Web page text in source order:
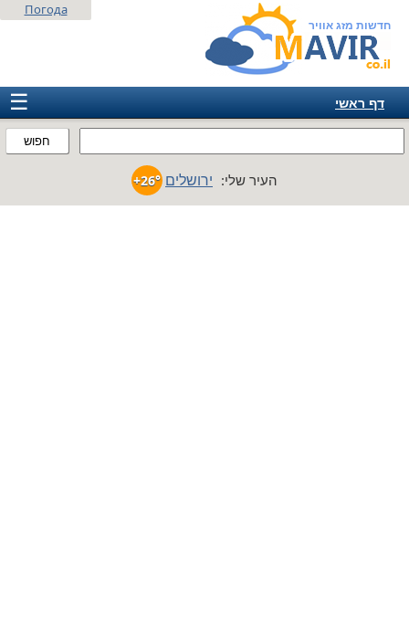
חדשות מזג אוויר
חפוש
Погода
☰
דף ראשי
אמריקה
העיר שלי: ירושלים +26°